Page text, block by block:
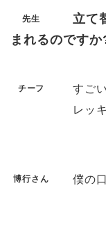
先生
立て
まれるのですか
チーフ
すご
レッ
博行さん 僕の